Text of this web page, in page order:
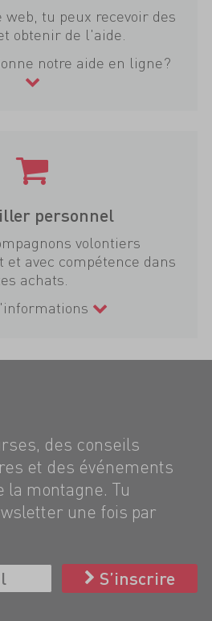
web, tu peux recevoir des
obtenir de l'aide.
notre aide en ligne?
personnel
volontiers
avec compétence dans
achats.
des conseils
et des événements
la montagne. Tu
une fois par
S’inscrire